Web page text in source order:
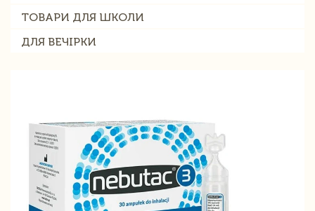
ТОВАРИ ДЛЯ ШКОЛИ
ДЛЯ ВЕЧІРКИ